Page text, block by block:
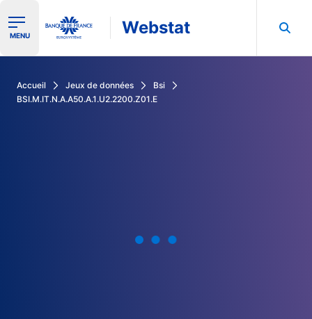
Ouvrir le menu de navigation
MENU Webstat
Accueil Jeux de données
Bsi
BSI.M.IT.N.A.A50.A.1.U2.2200.Z01.E